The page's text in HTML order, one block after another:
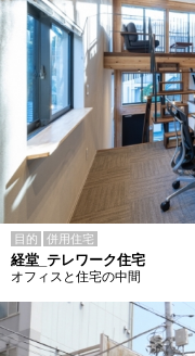
目的 併用住宅
経堂_テレワーク住宅
オフィスと住宅の中間